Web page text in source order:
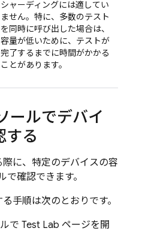
シャーディングには適してい
ません。特に、多数のテスト
を同時に呼び出した場合は、
容量が低いために、テストが
完了するまでに時間がかかる
ことがあります。
ールでデバイ
する
に、特定のデバイスの容
で確認できます。
手順は次のとおりです。
で Test Lab ページを開